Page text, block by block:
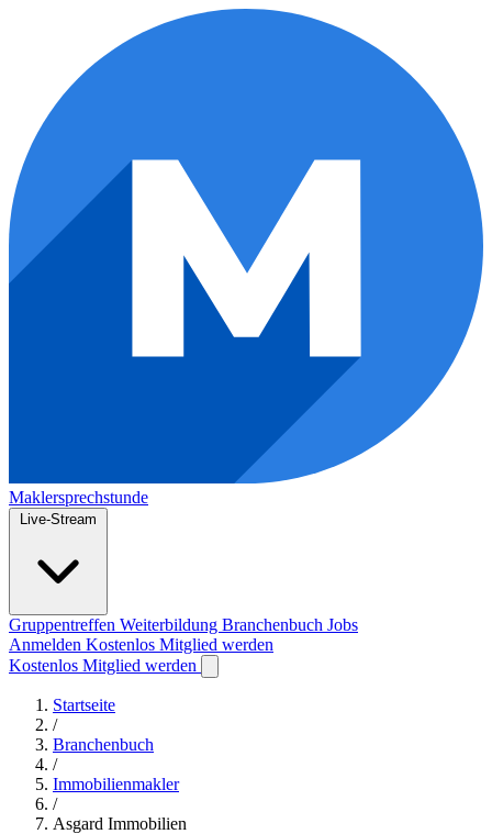
Maklersprechstunde
Live-Stream
Gruppentreffen Weiterbildung Branchenbuch Jobs
Anmelden Kostenlos Mitglied werden
Kostenlos Mitglied werden
Startseite
/
Branchenbuch
/
Immobilienmakler
/
Asgard Immobilien